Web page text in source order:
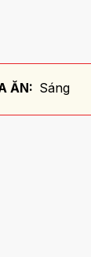
ĂN: Sáng